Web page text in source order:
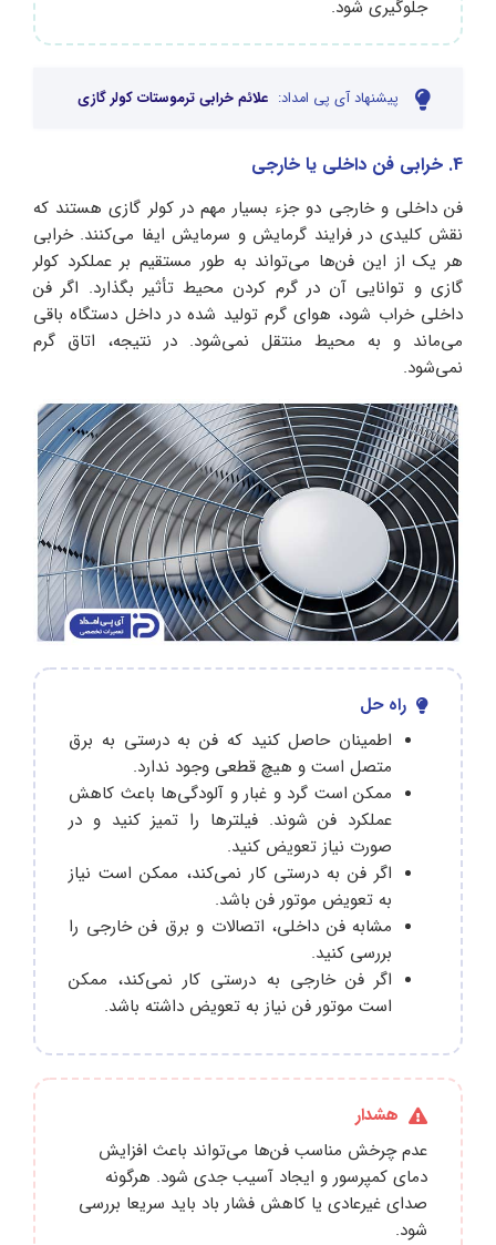
جلوگیری شود.
پیشنهاد آی پی امداد: علائم خرابی ترموستات کولر گازی
4. خرابی فن داخلی یا خارجی
فن داخلی و خارجی دو جزء بسیار مهم در کولر گازی هستند که
نقش کلیدی در فرایند گرمایش و سرمایش ایفا می‌کنند. خرابی
هر یک از این فن‌ها می‌تواند به طور مستقیم بر عملکرد کولر
گازی و توانایی آن در گرم کردن محیط تأثیر بگذارد. اگر فن
داخلی خراب شود، هوای گرم تولید شده در داخل دستگاه باقی
می‌ماند و به محیط منتقل نمی‌شود. در نتیجه، اتاق گرم
نمی‌شود.
راه حل
اطمینان حاصل کنید که فن به درستی به برق
متصل است و هیچ قطعی وجود ندارد.
ممکن است گرد و غبار و آلودگی‌ها باعث کاهش
عملکرد فن شوند. فیلترها را تمیز کنید و در
صورت نیاز تعویض کنید.
اگر فن به درستی کار نمی‌کند، ممکن است نیاز
به تعویض موتور فن باشد.
مشابه فن داخلی، اتصالات و برق فن خارجی را
بررسی کنید.
اگر فن خارجی به درستی کار نمی‌کند، ممکن
است موتور فن نیاز به تعویض داشته باشد.
هشدار
عدم چرخش مناسب فن‌ها می‌تواند باعث افزایش
دمای کمپرسور و ایجاد آسیب جدی شود. هرگونه
صدای غیرعادی یا کاهش فشار باد باید سریعا بررسی
شود.